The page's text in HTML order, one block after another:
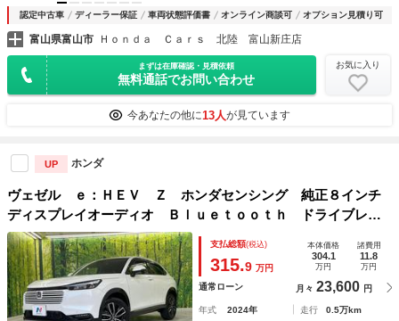
認定中古車 ディーラー保証 車両状態評価書 オンライン商談可 オプション見積り可
富山県富山市 Ｈｏｎｄａ Ｃａｒｓ 北陸 富山新庄店
まずは在庫確認・見積依頼
無料通話でお問い合わせ
お気に入り
今あなたの他に13人が見ています
UP ホンダ
ヴェゼル ｅ：ＨＥＶ Ｚ ホンダセンシング 純正８インチ
ディスプレイオーディオ Ｂｌｕｅｔｏｏｔｈ ドライブレコ
ーダー バックカメラ ＥＴＣ 禁煙車 ＬＥＤヘッドライ
ト フロントフォグ 純正１８インチアルミ ＢＳＭ
支払総額(税込)
315.9 万円
本体価格
304.1
万円
諸費用
11.8
万円
通常ローン 月々 23,600 円
年式 2024年 走行
0.5万km